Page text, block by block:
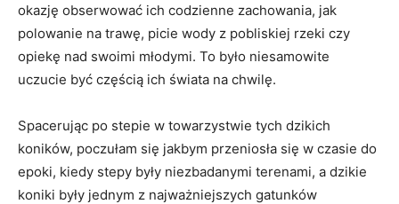
okazję obserwować ich codzienne zachowania, jak
polowanie na trawę, picie wody z pobliskiej rzeki czy
opiekę nad swoimi młodymi. To było niesamowite
uczucie być częścią ich świata na chwilę.
Spacerując po stepie w towarzystwie tych dzikich
koników, poczułam się jakbym przeniosła się w czasie do
epoki, kiedy stepy były niezbadanymi terenami, a dzikie
koniki były jednym z najważniejszych gatunków